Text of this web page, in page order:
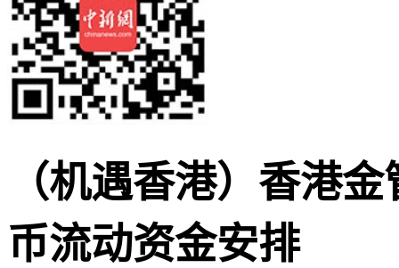
（机遇香港）香港
币流动资金安排